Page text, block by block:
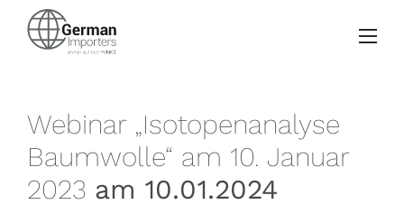
Webinar „Isotopenanalyse
Baumwolle“ am 10. Januar
2023 am 10.01.2024